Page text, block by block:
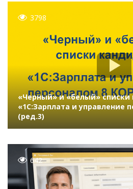
3798
«Черный» и «белый» списки
«1C:Зарплата и управление
(ред.3)
642